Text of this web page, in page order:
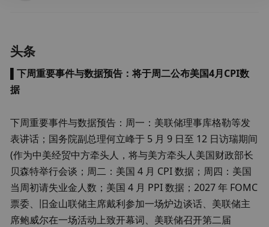
头条
▌下周重要事件与数据预告：将于周二公布美国4月CPI数
据
下周重要事件与数据预告：周一：美联储理事库格勒等发
表讲话；国务院副总理何立峰于 5 月 9 日至 12 日访瑞期间
(作为中美经贸中方牵头人，将与美方牵头人美国财政部长
贝森特举行会谈；周二：美国 4 月 CPI 数据；周四：美国
当周初请失业金人数；美国 4 月 PPI 数据；2027 年 FOMC
票委、旧金山联储主席戴利参加一场炉边谈话、美联储主
席鲍威尔在一场活动上致开幕词、美联储召开第二届